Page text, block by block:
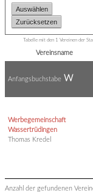
Tabelle mit den 1 Vereinen der
Vereinsname
Anfangsbuchstabe W
Werbegemeinschaft
Wassertrüdingen
Thomas Kredel
Anzahl der gefundenen